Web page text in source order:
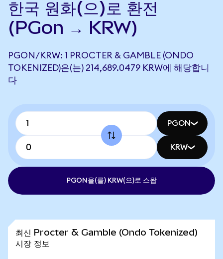
한국 원화(으)로 환전
(PGon → KRW)
PGON/KRW: 1 PROCTER & GAMBLE (ONDO
TOKENIZED)은(는) 214,689.0479 KRW에 해당합니
다
PGON
KRW
PGON을(를) KRW(으)로 스왑
최신 Procter & Gamble (Ondo Tokenized)
시장 정보